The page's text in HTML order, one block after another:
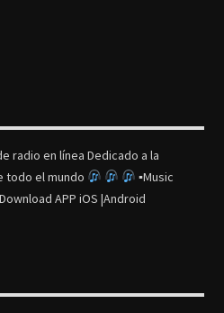
radio en línea Dedicado a la
todo el mundo
▪Music
APP iOS |Android